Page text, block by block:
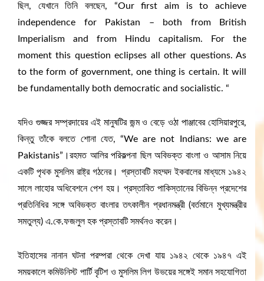
ছিল, যেখানে তিনি বলছেন, “Our first aim is to achieve
independence for Pakistan – both from British
Imperialism and from Hindu capitalism. For the
moment this question eclipses all other questions. As
to the form of government, one thing is certain. It will
be fundamentally both democratic and socialistic. “
যদিও গুজ্জর সম্প্রদায়ের এই মানুষটির জন্ম ও বেড়ে ওঠা পাঞ্জাবের হোসিয়ারপুরে,
কিন্তু তাঁকে বলতে শোনা যেত, “We are not Indians: we are
Pakistanis”।রহমত আলির পরিকল্পনা ছিল অবিভক্ত বাংলা ও আসাম নিয়ে
একটি পৃথক মুসলিম রাষ্ট্র গঠনের। প্রস্তাবটি মহম্মদ ইকবালের মাধ্যমে ১৯৪২
সালে লাহোর অধিবেশনে পেশ হয়। প্রস্তাবিত পাকিস্তানের বিভিন্ন প্রদেশের
প্রতিনিধির সঙ্গে অবিভক্ত বাংলার তৎকালীন প্রধানমন্ত্রী (বর্তমানে মুখ্যমন্ত্রীর
সমতুল্য) এ.কে.ফজলুল হক প্রস্তাবটি সমর্থনও করেন।
ইতিহাসের নানান ঘটনা পরম্পরা থেকে দেখা যায় ১৯৪২ থেকে ১৯৪৭ এই
সময়কালে কমিউনিস্ট পার্টি বৃটিশ ও মুসলিম লিগ উভয়ের সঙ্গেই সমান সহযোগিতা